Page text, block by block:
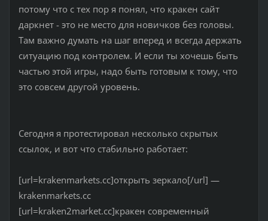
потому что с тех пор я понял, что кракен сайт
даркнет - это не место для новичков без головы.
Там важно думать на шаг вперед и всегда держать
ситуацию под контролем. И если ты хочешь быть
частью этой игры, надо быть готовым к тому, что
это совсем другой уровень.
Сегодня я протестировал несколько скрытых
ссылок, и вот что стабильно работает:
[url=krakenmarkets.cc]открыть зеркало[/url] —
krakenmarkets.cc
[url=kraken2market.cc]кракен современный